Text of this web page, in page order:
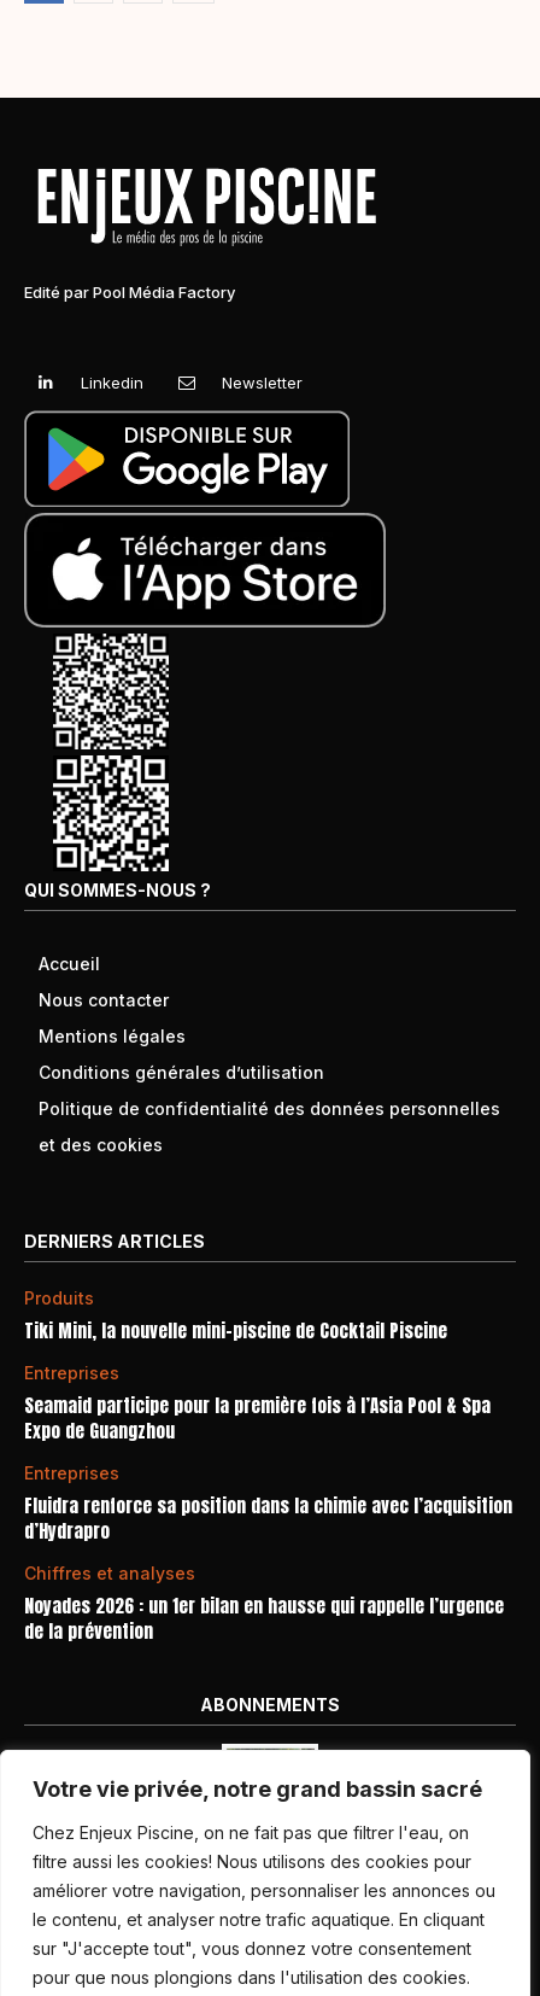
Votre vie privée, notre grand bassin sacré
Chez Enjeux Piscine, on ne fait pas que filtrer l'eau, on
filtre aussi les cookies! Nous utilisons des cookies pour
améliorer votre navigation, personnaliser les annonces ou
le contenu, et analyser notre trafic aquatique. En cliquant
sur "J'accepte tout", vous donnez votre consentement
pour que nous plongions dans l'utilisation des cookies.
Edité par Pool Média Factory
Linkedin Newsletter
QUI SOMMES-NOUS ?
Accueil
Nous contacter
Mentions légales
Conditions générales d’utilisation
Politique de confidentialité des données personnelles
et des cookies
DERNIERS ARTICLES
Produits
Tiki Mini, la nouvelle mini-piscine de Cocktail Piscine
Entreprises
Seamaid participe pour la première fois à l’Asia Pool & Spa
Expo de Guangzhou
Entreprises
Fluidra renforce sa position dans la chimie avec l’acquisition
d’Hydrapro
Chiffres et analyses
Noyades 2026 : un 1er bilan en hausse qui rappelle l’urgence
de la prévention
ABONNEMENTS
Nos dernières parutions
Abonnement magazine
Inscription newsletter